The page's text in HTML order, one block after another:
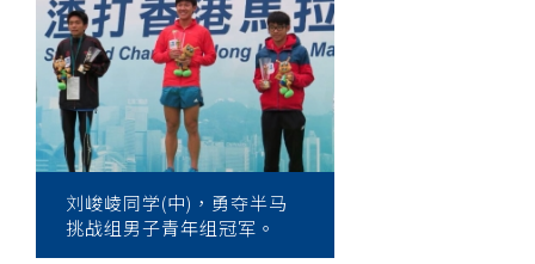
拉
松
夺
刘峻崚同学(中)，勇夺半马
挑战组男子青年组冠军。